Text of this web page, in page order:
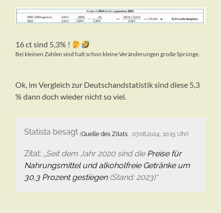
16 ct sind 5,3% !
Bei kleinen Zahlen sind halt schon kleine Veränderungen große Sprünge.
Ok, im Vergleich zur Deutschandstatistik sind diese 5,3
% dann doch wieder nicht so viel.
Statista besagt (Quelle des Zitats, 07.08.2024, 10:15 Uhr)
Zitat: „Seit dem Jahr 2020 sind die Preise für
Nahrungsmittel und alkoholfreie Getränke um
30,3 Prozent gestiegen(Stand: 2023)“